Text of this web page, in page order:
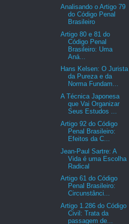
Analisando o Artigo 79
do Código Penal
Brasileiro
Artigo 80 e 81 do
Código Penal
Brasileiro: Uma
Aná...
Hans Kelsen: O Jurista
da Pureza e da
Norma Fundam...
A Técnica Japonesa
que Vai Organizar
Seus Estudos ...
Artigo 92 do Código
Penal Brasileiro:
Efeitos da C...
Jean-Paul Sartre: A
Vida é uma Escolha
Radical
Artigo 61 do Código
Penal Brasileiro:
Circunstânci...
Artigo 1.286 do Código
Civil: Trata da
passagem de...